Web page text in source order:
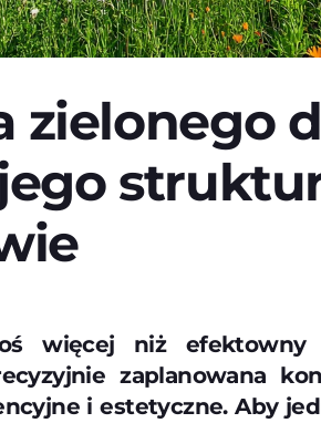
zielonego
więcej niż efektowny
zaplanowana
i estetyczne. Aby